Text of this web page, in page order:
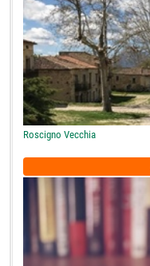
Roscigno Vecchia